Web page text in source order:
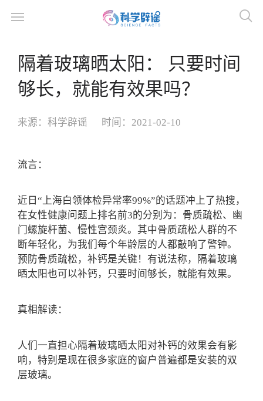
隔着玻璃晒太阳： 只要时间
够长，就能有效果吗？
来源： 科学辟谣 时间： 2021-02-10
流言：
近日“上海白领体检异常率99%”的话题冲上了热搜，
在女性健康问题上排名前3的分别为：骨质疏松、幽
门螺旋杆菌、慢性宫颈炎。其中骨质疏松人群的不
断年轻化，为我们每个年龄层的人都敲响了警钟。
预防骨质疏松，补钙是关键！有说法称，隔着玻璃
晒太阳也可以补钙，只要时间够长，就能有效果。
真相解读：
人们一直担心隔着玻璃晒太阳对补钙的效果会有影
响，特别是现在很多家庭的窗户普遍都是安装的双
层玻璃。